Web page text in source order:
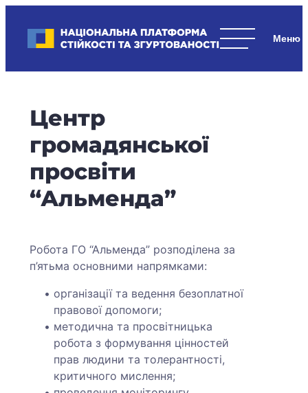
content
Національна платформа стійкості та згуртованості
стратегічні
стійкість
держави
та
суспільства,
згуртованість
Центр
громадянської
просвіти
“Альменда”
Робота ГО “Альменда” розподілена за
п’ятьма основними напрямками:
організації та ведення безоплатної
правової допомоги;
методична та просвітницька
робота з формування цінностей
прав людини та толерантності,
критичного мислення;